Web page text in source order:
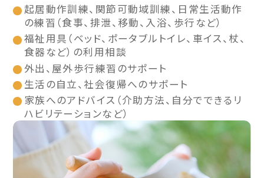
起居動作訓練、関節可動域訓練、日常生活動作
の練習（食事、排泄、移動、入浴、歩行など）
福祉用具（ベッド、ポータブルトイレ、車イス、杖、
食器など）の利用相談
外出、屋外歩行練習のサポート
生活の自立、社会復帰へのサポート
家族へのアドバイス（介助方法、自分でできるリ
ハビリテーションなど）